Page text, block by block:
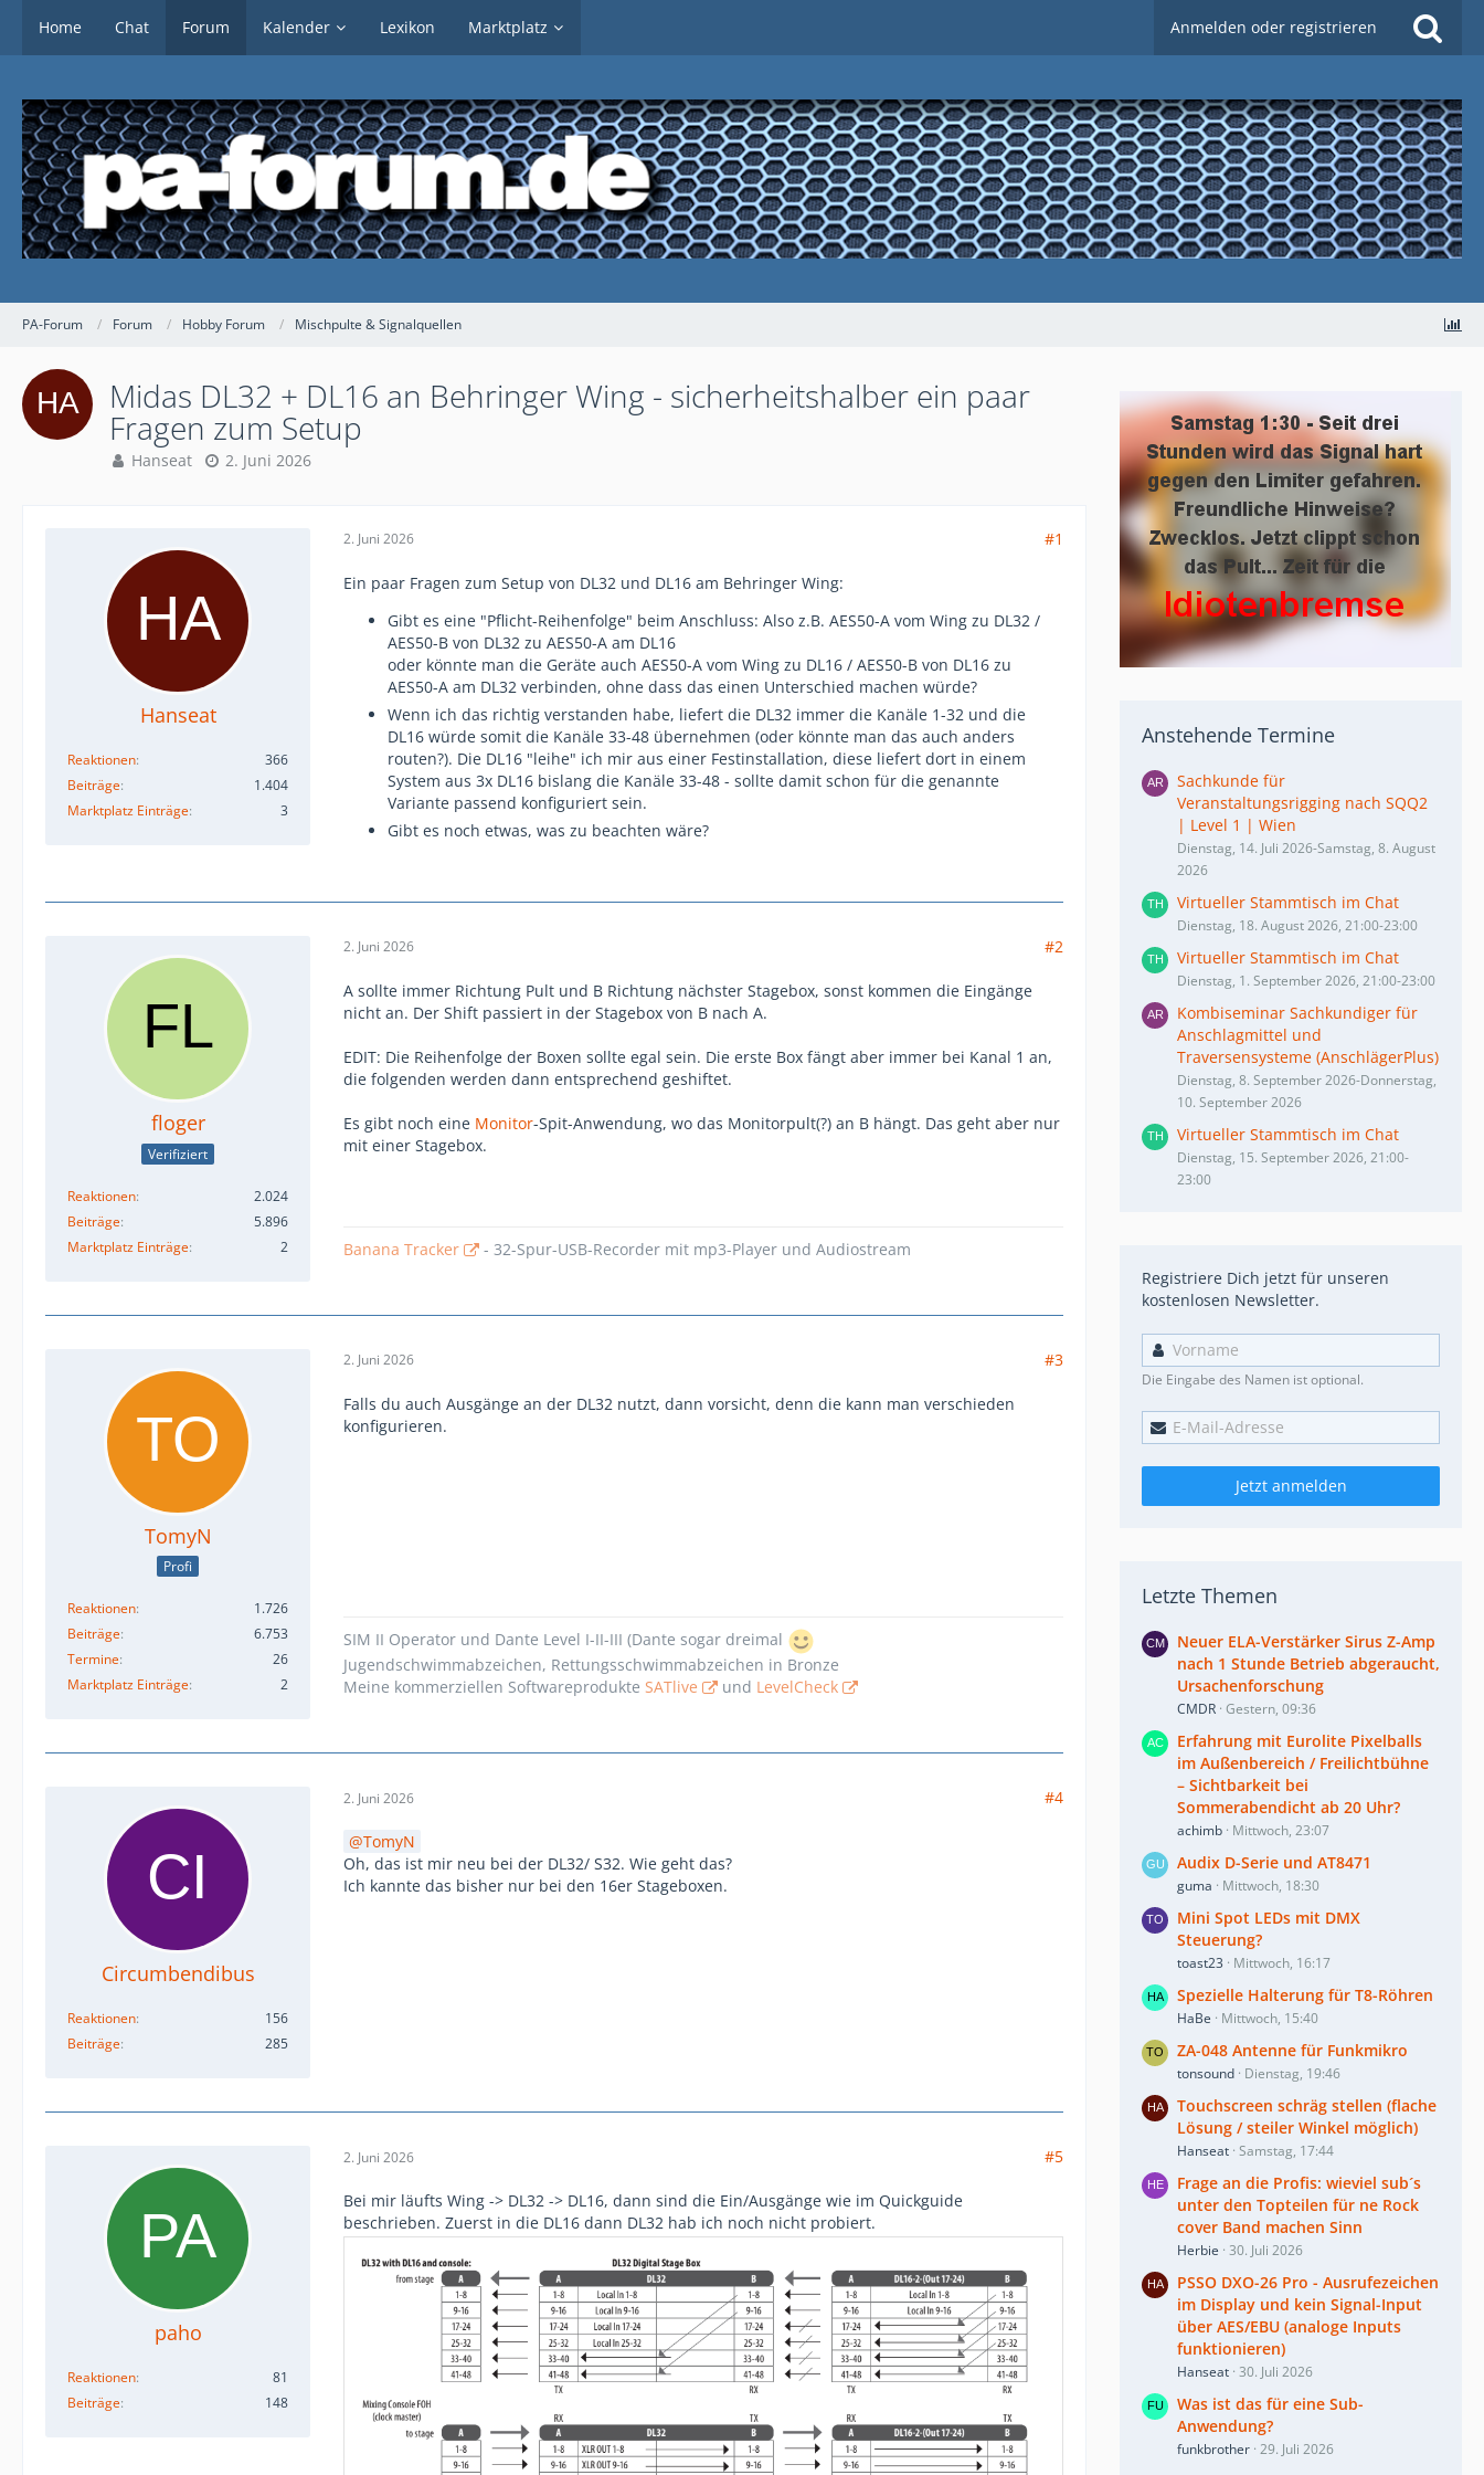
Home Chat Forum Kalender Lexikon Marktplatz Anmelden oder registrieren
PA-Forum Forum Hobby Forum Mischpulte & Signalquellen
Midas DL32 + DL16 an Behringer Wing - sicherheitshalber ein paar
Fragen zum Setup
Hanseat 2. Juni 2026
Hanseat
Reaktionen
366
Beiträge
1.404
Marktplatz Einträge
3
2. Juni 2026 #1
Ein paar Fragen zum Setup von DL32 und DL16 am Behringer Wing:
Gibt es eine "Pflicht-Reihenfolge" beim Anschluss: Also z.B. AES50-A vom Wing zu DL32 /
AES50-B von DL32 zu AES50-A am DL16
oder könnte man die Geräte auch AES50-A vom Wing zu DL16 / AES50-B von DL16 zu
AES50-A am DL32 verbinden, ohne dass das einen Unterschied machen würde?
Wenn ich das richtig verstanden habe, liefert die DL32 immer die Kanäle 1-32 und die
DL16 würde somit die Kanäle 33-48 übernehmen (oder könnte man das auch anders
routen?). Die DL16 "leihe" ich mir aus einer Festinstallation, diese liefert dort in einem
System aus 3x DL16 bislang die Kanäle 33-48 - sollte damit schon für die genannte
Variante passend konfiguriert sein.
Gibt es noch etwas, was zu beachten wäre?
floger
Verifiziert
Reaktionen
2.024
Beiträge
5.896
Marktplatz Einträge
2
2. Juni 2026 #2
A sollte immer Richtung Pult und B Richtung nächster Stagebox, sonst kommen die Eingänge
nicht an. Der Shift passiert in der Stagebox von B nach A.
EDIT: Die Reihenfolge der Boxen sollte egal sein. Die erste Box fängt aber immer bei Kanal 1 an,
die folgenden werden dann entsprechend geshiftet.
Es gibt noch eine Monitor-Spit-Anwendung, wo das Monitorpult(?) an B hängt. Das geht aber nur
mit einer Stagebox.
Banana Tracker - 32-Spur-USB-Recorder mit mp3-Player und Audiostream
TomyN
Profi
Reaktionen
1.726
Beiträge
6.753
Termine
26
Marktplatz Einträge
2
2. Juni 2026 #3
Falls du auch Ausgänge an der DL32 nutzt, dann vorsicht, denn die kann man verschieden
konfigurieren.
SIM II Operator und Dante Level I-II-III (Dante sogar dreimal
Jugendschwimmabzeichen, Rettungsschwimmabzeichen in Bronze
Meine kommerziellen Softwareprodukte SATlive und LevelCheck
Circumbendibus
Reaktionen
156
Beiträge
285
2. Juni 2026 #4
TomyN
Oh, das ist mir neu bei der DL32/ S32. Wie geht das?
Ich kannte das bisher nur bei den 16er Stageboxen.
paho
Reaktionen
81
Beiträge
148
2. Juni 2026 #5
Bei mir läufts Wing -> DL32 -> DL16, dann sind die Ein/Ausgänge wie im Quickguide
beschrieben. Zuerst in die DL16 dann DL32 hab ich noch nicht probiert.
Anstehende Termine
Sachkunde für
Veranstaltungsrigging nach SQQ2
| Level 1 | Wien
Dienstag, 14. Juli 2026-Samstag, 8. August
2026
Virtueller Stammtisch im Chat
Dienstag, 18. August 2026, 21:00-23:00
Virtueller Stammtisch im Chat
Dienstag, 1. September 2026, 21:00-23:00
Kombiseminar Sachkundiger für
Anschlagmittel und
Traversensysteme (AnschlägerPlus)
Dienstag, 8. September 2026-Donnerstag,
10. September 2026
Virtueller Stammtisch im Chat
Dienstag, 15. September 2026, 21:00-
23:00
Registriere Dich jetzt für unseren
kostenlosen Newsletter.
Die Eingabe des Namen ist optional.
Jetzt anmelden
Letzte Themen
Neuer ELA-Verstärker Sirus Z-Amp
nach 1 Stunde Betrieb abgeraucht,
Ursachenforschung
CMDR Gestern, 09:36
Erfahrung mit Eurolite Pixelballs
im Außenbereich / Freilichtbühne
– Sichtbarkeit bei
Sommerabendicht ab 20 Uhr?
achimb Mittwoch, 23:07
Audix D-Serie und AT8471
guma Mittwoch, 18:30
Mini Spot LEDs mit DMX
Steuerung?
toast23 Mittwoch, 16:17
Spezielle Halterung für T8-Röhren
HaBe Mittwoch, 15:40
ZA-048 Antenne für Funkmikro
tonsound Dienstag, 19:46
Touchscreen schräg stellen (flache
Lösung / steiler Winkel möglich)
Hanseat Samstag, 17:44
Frage an die Profis: wieviel sub´s
unter den Topteilen für ne Rock
cover Band machen Sinn
Herbie 30. Juli 2026
PSSO DXO-26 Pro - Ausrufezeichen
im Display und kein Signal-Input
über AES/EBU (analoge Inputs
funktionieren)
Hanseat 30. Juli 2026
Was ist das für eine Sub-
Anwendung?
funkbrother 29. Juli 2026